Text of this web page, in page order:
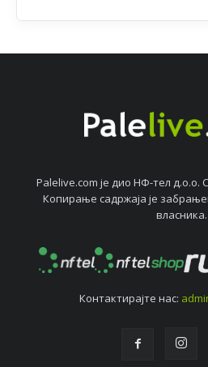
Palelive.com јe дио НФ-тeл д.о.о.
Копирањe садржаја јe
власника.
Контактирајтe нас: